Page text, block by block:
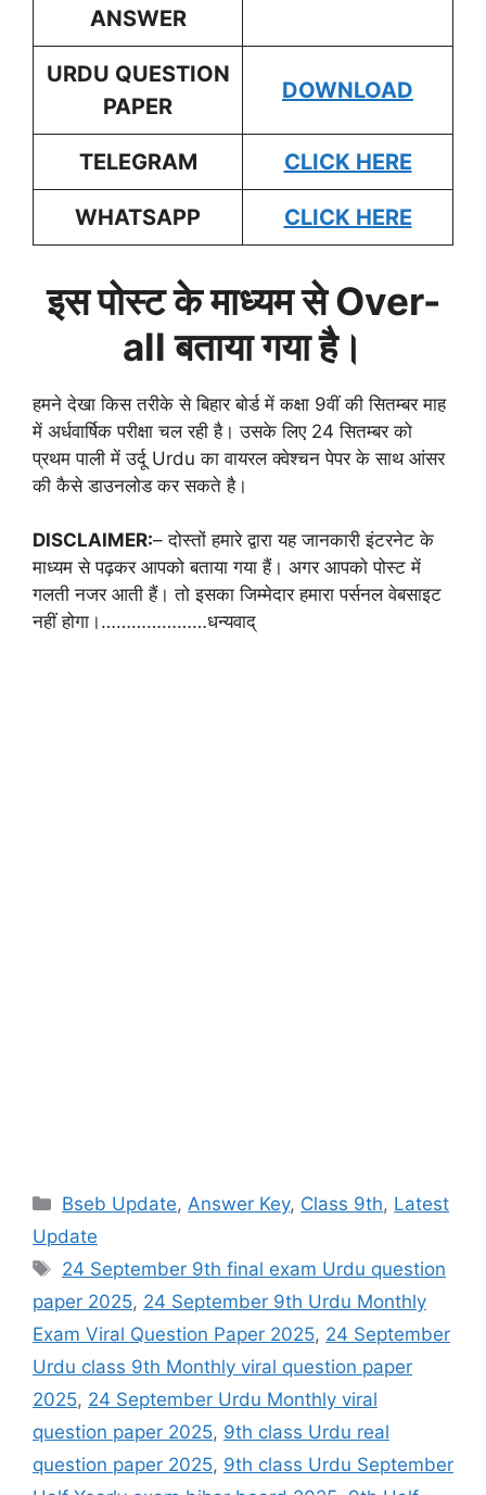
ANSWER
URDU QUESTION
PAPER
DOWNLOAD
TELEGRAM CLICK HERE
WHATSAPP CLICK HERE
इस पोस्ट के माध्यम से Over-
all बताया गया है।
हमने देखा किस तरीके से बिहार बोर्ड में कक्षा 9वीं की सितम्बर माह
में अर्धवार्षिक परीक्षा चल रही है। उसके लिए 24 सितम्बर को
प्रथम पाली में उर्दू Urdu का वायरल क्वेश्चन पेपर के साथ आंसर
की कैसे डाउनलोड कर सकते है।
DISCLAIMER:– दोस्तों हमारे द्वारा यह जानकारी इंटरनेट के
माध्यम से पढ़कर आपको बताया गया हैं। अगर आपको पोस्ट में
गलती नजर आती हैं। तो इसका जिम्मेदार हमारा पर्सनल वेबसाइट
नहीं होगा।…………………धन्यवाद्
Categories
Bseb Update, Answer Key, Class 9th, Latest
Update
Tags
24 September 9th final exam Urdu question
paper 2025, 24 September 9th Urdu Monthly
Exam Viral Question Paper 2025, 24 September
Urdu class 9th Monthly viral question paper
2025, 24 September Urdu Monthly viral
question paper 2025, 9th class Urdu real
question paper 2025, 9th class Urdu September